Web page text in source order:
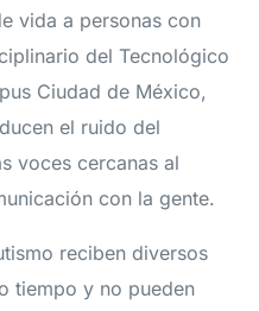
vida a personas con
del Tecnológico
Ciudad de México,
el ruido del
voces cercanas al
con la gente.
reciben diversos
tiempo y no pueden